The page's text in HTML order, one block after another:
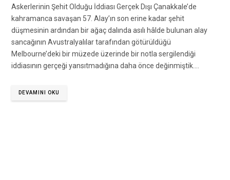
Askerlerinin Şehit Olduğu İddiası Gerçek Dışı Çanakkale’de
kahramanca savaşan 57. Alay’ın son erine kadar şehit
düşmesinin ardından bir ağaç dalında asılı hâlde bulunan alay
sancağının Avustralyalılar tarafından götürüldüğü
Melbourne’deki bir müzede üzerinde bir notla sergilendiği
iddiasının gerçeği yansıtmadığına daha önce değinmiştik.…
DEVAMINI OKU